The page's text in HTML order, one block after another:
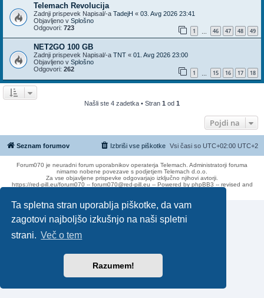
Ta spletna stran uporablja piškotke, da vam
zagotovi najboljšo izkušnjo na naši spletni
strani. Več o tem
Razumem!
Telemach Revolucija
Zadnji prispevek Napisal/-a TadejH « 03. Avg 2026 23:41
Objavljeno v Splošno
Odgovori: 723 1 46 47 48 49
NET2GO 100 GB
Zadnji prispevek Napisal/-a TNT « 01. Avg 2026 23:00
Objavljeno v Splošno
Odgovori: 262 1 15 16 17 18
Našli ste 4 zadetka • Stran 1 od 1
Pojdi na
Seznam forumov Vsi časi so UTC+02:00 UTC+2
Izbriši vse piškotke
Forum070 je neuradni forum uporabnikov operaterja Telemach. Administratorji foruma
nimamo nobene povezave s podjetjem Telemach d.o.o.
Za vse objavljene prispevke odgovarjajo izključno njihovi avtorji.
https://red-pill.eu/forum070 -- forum070@red-pill.eu -- Powered by phpBB3 -- revised and